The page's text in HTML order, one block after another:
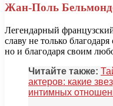
Жан-Поль
Легендарный
славу не только
но и благодаря своим
Читайте также:
актеров: какие
интимных